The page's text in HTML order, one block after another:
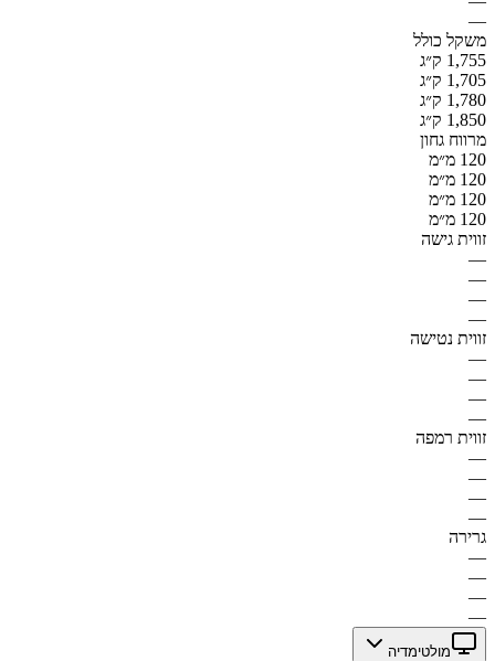
—
משקל כולל
1,755 ק״ג
1,705 ק״ג
1,780 ק״ג
1,850 ק״ג
מרווח גחון
120 מ״מ
120 מ״מ
120 מ״מ
120 מ״מ
זווית גישה
—
—
—
—
זווית נטישה
—
—
—
—
זווית רמפה
—
—
—
—
גרירה
—
—
—
—
מולטימדיה